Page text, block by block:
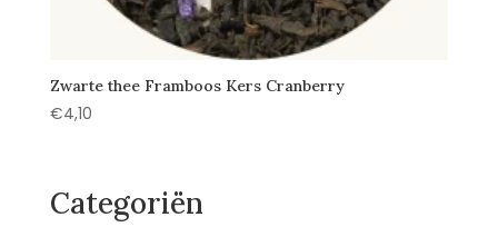
Zwarte thee Framboos Kers Cranberry
€4,10
Categoriën